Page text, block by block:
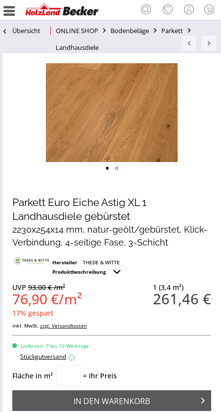
Übersicht ONLINE SHOP Bodenbeläge
Parkett
Landhausdiele
Parkett Euro Eiche Astig XL 1
Landhausdiele gebürstet
2230x254x14 mm, natur-geölt/gebürstet, Klick-
Verbindung, 4-seitige Fase, 3-Schicht
Hersteller
THEDE & WITTE
Produktbeschreibung
1 (3,4 m²)
261,46 €
UVP 93,00 € /m²
76,90 €/m²
17% gespart
inkl. MwSt. zzgl. Versandkosten
Lieferzeit: 7 bis 10 Werktage
Stückgutversand i
Fläche in m² = Ihr Preis
IN DEN WARENKORB